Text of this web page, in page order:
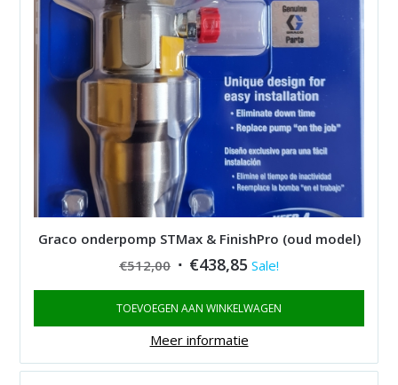
Graco onderpomp STMax & FinishPro (oud model)
€512,00 Original
price
was:
€512,00.
€438,85 Current
price
is:
€438,85.
Sale!
TOEVOEGEN AAN WINKELWAGEN
Meer informatie